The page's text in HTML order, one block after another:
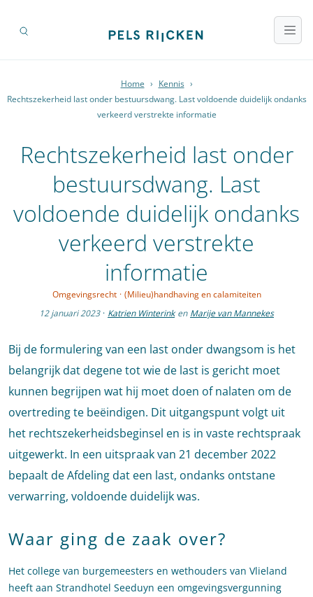
Home › Kennis ›
Rechtszekerheid last onder bestuursdwang. Last voldoende duidelijk ondanks
verkeerd verstrekte informatie
Rechtszekerheid last onder
bestuursdwang. Last
voldoende duidelijk ondanks
verkeerd verstrekte
informatie
Omgevingsrecht · (Milieu)handhaving en calamiteiten
12 januari 2023 · Katrien Winterink en Marije van Mannekes
Bij de formulering van een last onder dwangsom is het
belangrijk dat degene tot wie de last is gericht moet
kunnen begrijpen wat hij moet doen of nalaten om de
overtreding te beëindigen. Dit uitgangspunt volgt uit
het rechtszekerheidsbeginsel en is in vaste rechtspraak
uitgewerkt. In een uitspraak van 21 december 2022
bepaalt de Afdeling dat een last, ondanks ontstane
verwarring, voldoende duidelijk was.
Waar ging de zaak over?
Het college van burgemeesters en wethouders van Vlieland
heeft aan Strandhotel Seeduyn een omgevingsvergunning